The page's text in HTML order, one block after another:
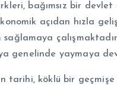
bağımsız bir
açıdan hızla
genelinde yaymaya
tarihi, köklü bir